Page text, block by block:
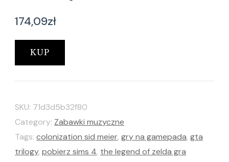
174,09zł
KUP
SKU: 71d3d5b32f80
Category: Zabawki muzyczne
Tags: colonization sid meier, gry na gamepada, gta
trilogy, pobierz sims 4, the legend of zelda gra